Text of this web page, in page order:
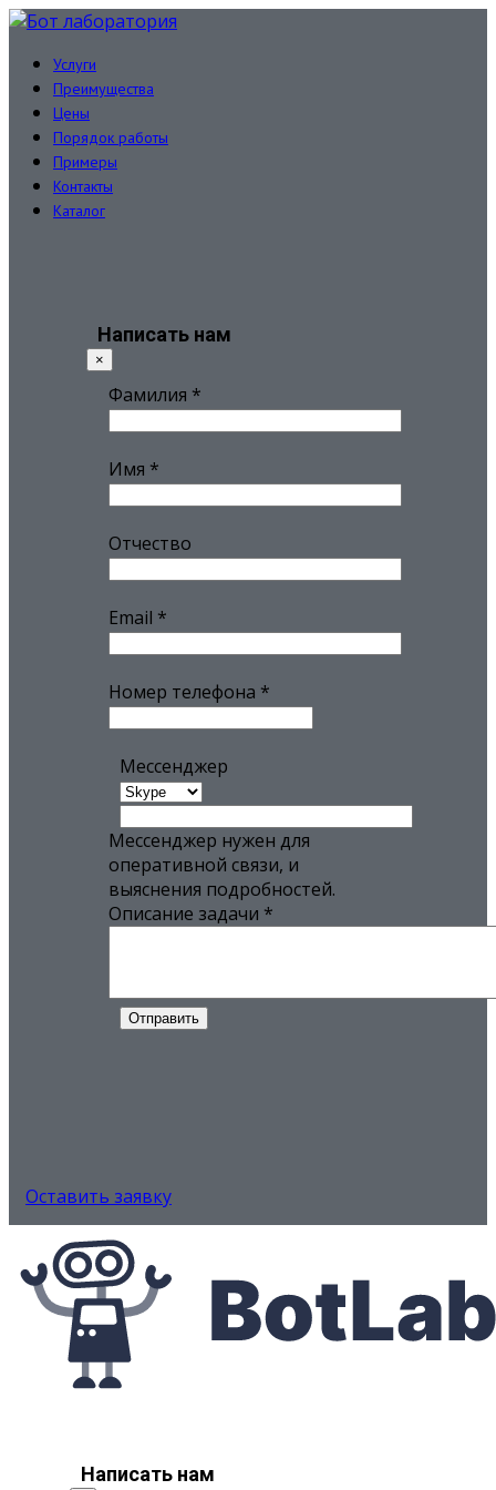
Услуги
Преимущества
Цены
Порядок работы
Примеры
Контакты
Каталог
Написать нам
×
Фамилия *
Имя *
Отчество
Email *
Номер телефона *
Мессенджер
Мессенджер нужен для
оперативной связи, и
выяснения подробностей.
Описание задачи *
Отправить
Оставить заявку
Написать нам
Услуги
Преимущества
Цены
Порядок работы
Примеры
Контакты